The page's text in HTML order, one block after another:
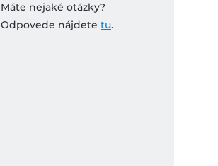
Máte nejaké otázky?
Odpovede nájdete tu.